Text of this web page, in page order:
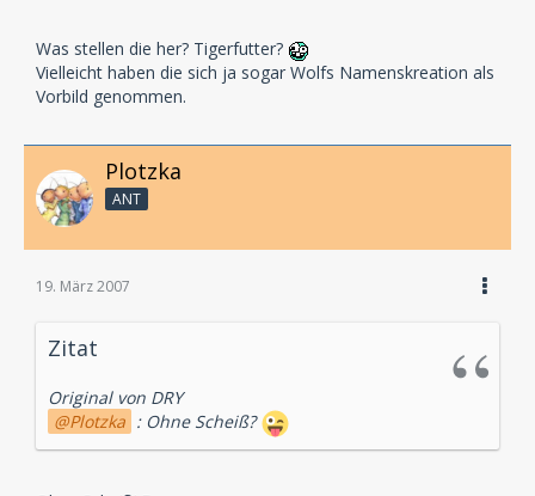
Was stellen die her? Tigerfutter?
Vielleicht haben die sich ja sogar Wolfs Namenskreation als
Vorbild genommen.
Plotzka
ANT
19. März 2007
Zitat
Original von DRY
Plotzka : Ohne Scheiß?